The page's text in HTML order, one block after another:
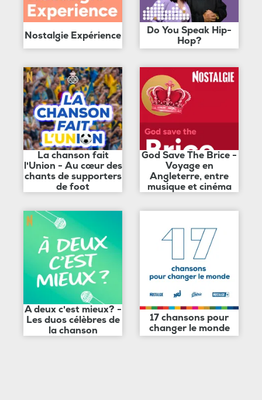
Nostalgie Expérience
Do You Speak Hip-
Hop?
La chanson fait
l'Union - Au cœur des
chants de supporters
de foot
God Save The Brice -
Voyage en
Angleterre, entre
musique et cinéma
A deux c'est mieux? -
Les duos célèbres de
la chanson
17 chansons pour
changer le monde